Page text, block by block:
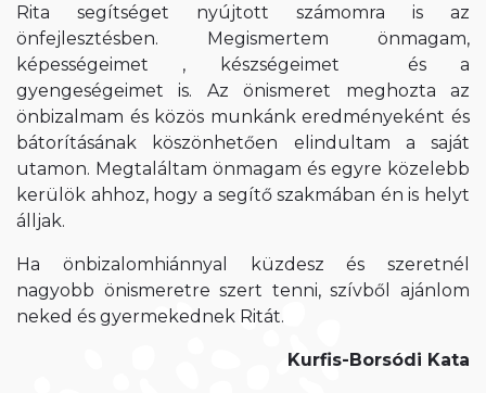
Rita segítséget nyújtott számomra is az
önfejlesztésben. Megismertem önmagam,
képességeimet , készségeimet és a
gyengeségeimet is. Az önismeret meghozta az
önbizalmam és közös munkánk eredményeként és
bátorításának köszönhetően elindultam a saját
utamon. Megtaláltam önmagam és egyre közelebb
kerülök ahhoz, hogy a segítő szakmában én is helyt
álljak.
Ha önbizalomhiánnyal küzdesz és szeretnél
nagyobb önismeretre szert tenni, szívből ajánlom
neked és gyermekednek Ritát.
Kurfis-Borsódi Kata